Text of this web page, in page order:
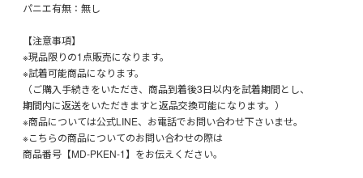
パニエ有無：無し
【注意事項】
※現品限りの1点販売になります。
※試着可能商品になります。
（ご購入手続きをいただき、商品到着後3日以内を試着期間とし、
期間内に返送をいただきますと返品交換可能になります。）
※商品については公式LINE、お電話でお問い合わせ下さいませ。
※こちらの商品についてのお問い合わせの際は
商品番号【MD-PKEN-1】をお伝えください。